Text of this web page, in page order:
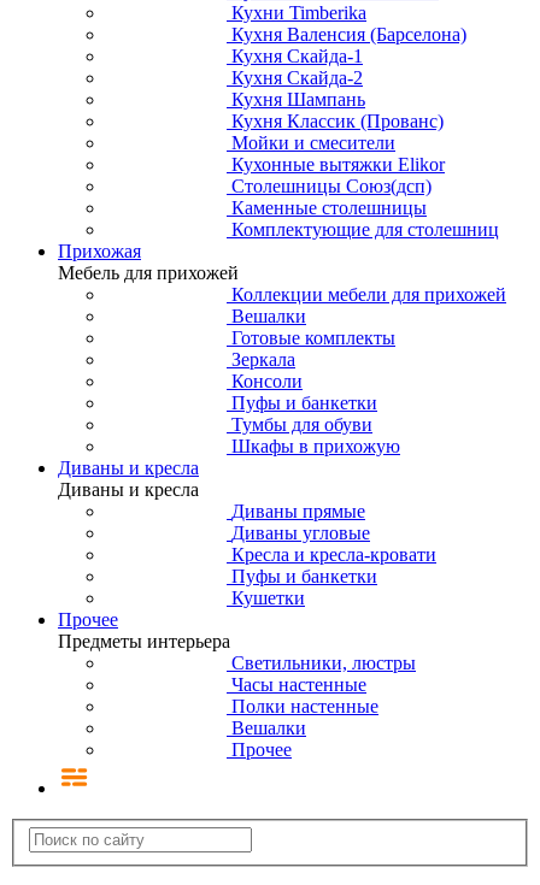
Кухни Timberika
Кухня Валенсия (Барселона)
Кухня Скайда-1
Кухня Скайда-2
Кухня Шампань
Кухня Классик (Прованс)
Мойки и смесители
Кухонные вытяжки Elikor
Столешницы Союз(дсп)
Каменные столешницы
Комплектующие для столешниц
Прихожая
Мебель для прихожей
Коллекции мебели для прихожей
Вешалки
Готовые комплекты
Зеркала
Консоли
Пуфы и банкетки
Тумбы для обуви
Шкафы в прихожую
Диваны и кресла
Диваны и кресла
Диваны прямые
Диваны угловые
Кресла и кресла-кровати
Пуфы и банкетки
Кушетки
Прочее
Предметы интерьера
Светильники, люстры
Часы настенные
Полки настенные
Вешалки
Прочее